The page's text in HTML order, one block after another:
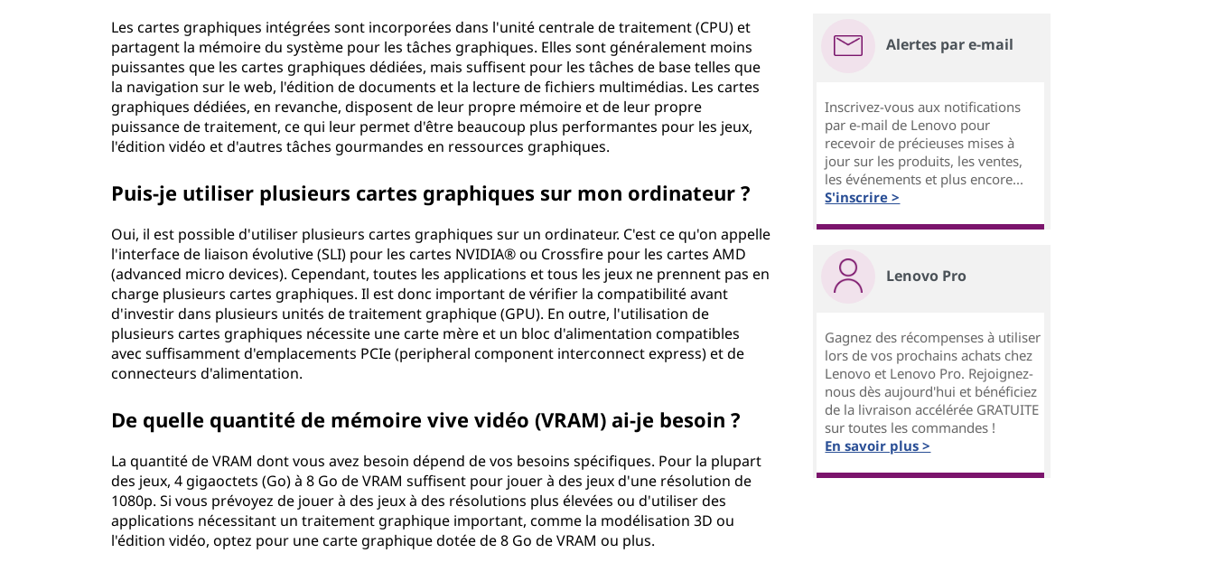
Les cartes graphiques intégrées sont incorporées dans l'unité centrale de traitement (CPU) et
partagent la mémoire du système pour les tâches graphiques. Elles sont généralement moins
puissantes que les cartes graphiques dédiées, mais suffisent pour les tâches de base telles que
la navigation sur le web, l'édition de documents et la lecture de fichiers multimédias. Les cartes
graphiques dédiées, en revanche, disposent de leur propre mémoire et de leur propre
puissance de traitement, ce qui leur permet d'être beaucoup plus performantes pour les jeux,
l'édition vidéo et d'autres tâches gourmandes en ressources graphiques.
Puis-je utiliser plusieurs cartes graphiques sur mon ordinateur ?
Oui, il est possible d'utiliser plusieurs cartes graphiques sur un ordinateur. C'est ce qu'on appelle
l'interface de liaison évolutive (SLI) pour les cartes NVIDIA® ou Crossfire pour les cartes AMD
(advanced micro devices). Cependant, toutes les applications et tous les jeux ne prennent pas en
charge plusieurs cartes graphiques. Il est donc important de vérifier la compatibilité avant
d'investir dans plusieurs unités de traitement graphique (GPU). En outre, l'utilisation de
plusieurs cartes graphiques nécessite une carte mère et un bloc d'alimentation compatibles
avec suffisamment d'emplacements PCIe (peripheral component interconnect express) et de
connecteurs d'alimentation.
De quelle quantité de mémoire vive vidéo (VRAM) ai-je besoin ?
La quantité de VRAM dont vous avez besoin dépend de vos besoins spécifiques. Pour la plupart
des jeux, 4 gigaoctets (Go) à 8 Go de VRAM suffisent pour jouer à des jeux d'une résolution de
1080p. Si vous prévoyez de jouer à des jeux à des résolutions plus élevées ou d'utiliser des
applications nécessitant un traitement graphique important, comme la modélisation 3D ou
l'édition vidéo, optez pour une carte graphique dotée de 8 Go de VRAM ou plus.
Alertes par e-mail
Inscrivez-vous aux notifications
par e-mail de Lenovo pour
recevoir de précieuses mises à
jour sur les produits, les ventes,
les événements et plus encore...
S'inscrire >
Lenovo Pro
Gagnez des récompenses à utiliser
lors de vos prochains achats chez
Lenovo et Lenovo Pro. Rejoignez-
nous dès aujourd'hui et bénéficiez
de la livraison accélérée GRATUITE
sur toutes les commandes !
En savoir plus >